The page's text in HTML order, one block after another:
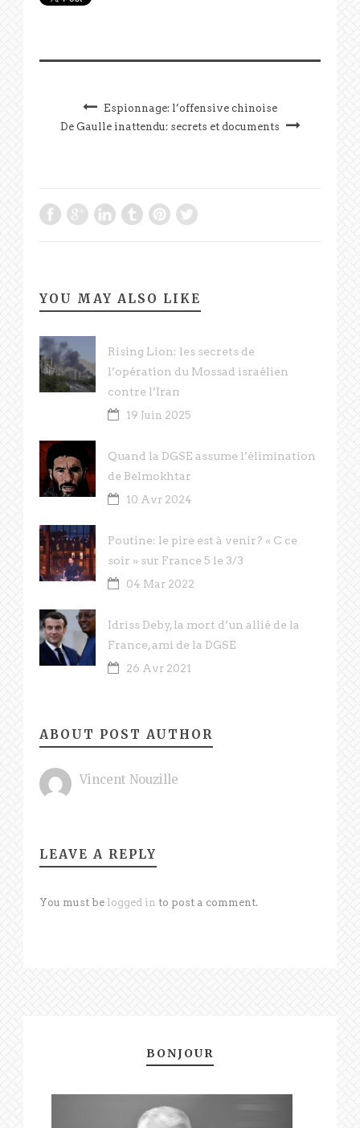
Espionnage: l’offensive chinoise
De Gaulle inattendu: secrets et documents
YOU MAY ALSO LIKE
Rising Lion: les secrets de
l’opération du Mossad israélien
contre l’Iran
19 Juin 2025
Quand la DGSE assume l’élimination
de Belmokhtar
10 Avr 2024
Poutine: le pire est à venir? « C ce
soir » sur France 5 le 3/3
04 Mar 2022
Idriss Deby, la mort d’un allié de la
France, ami de la DGSE
26 Avr 2021
ABOUT POST AUTHOR
Vincent Nouzille
LEAVE A REPLY
You must be logged in to post a comment.
BONJOUR